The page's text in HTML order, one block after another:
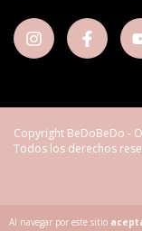
Al navegar por este sitio
Copyright BeDoBeDo -
Todos los derechos